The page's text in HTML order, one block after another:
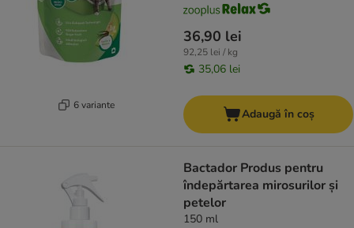
6 variante
36,90 lei
92,25 lei / kg
35,06 lei
Adaugă în coș
Bactador Produs pentru
îndepărtarea mirosurilor și
petelor
150 ml